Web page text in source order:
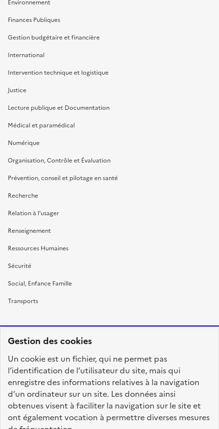
Gestion des cookies
Un cookie est un fichier, qui ne permet pas
l’identification de l’utilisateur du site, mais qui
enregistre des informations relatives à la navigation
d’un ordinateur sur un site. Les données ainsi
obtenues visent à faciliter la navigation sur le site et
ont également vocation à permettre diverses mesures
Environnement
Finances Publiques
Gestion budgétaire et financière
International
Intervention technique et logistique
Justice
Lecture publique et Documentation
Médical et paramédical
Numérique
Organisation, Contrôle et Évaluation
Prévention, conseil et pilotage en santé
Recherche
Relation à l’usager
Renseignement
Ressources Humaines
Sécurité
Social, Enfance Famille
Transports
FRANÇAISE
fonction-publique.gouv.fr
legifrance.gouv.fr